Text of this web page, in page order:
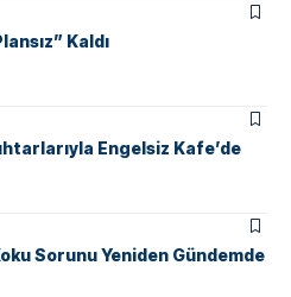
Kaldı
Engelsiz Kafe’de
Sorunu Yeniden Gündemde